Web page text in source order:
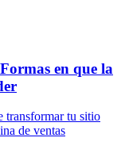
en que la
transformar tu sitio
de ventas